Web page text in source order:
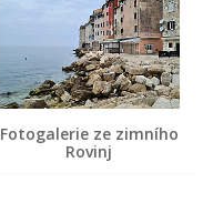
Fotogalerie ze zimního
Rovinj